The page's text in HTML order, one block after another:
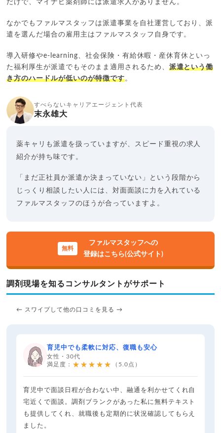
だけで、マイナビ薬剤師には派遣求人がありません。
なかでもファルマスタッフは派遣事業を自社運営しており、派
遣を選んだ場合の雇用主はファルマスタッフ自身です。
導入研修やe-learning、社会保険・有給休暇・産休育休といっ
た福利厚生が派遣でもそのまま適用されるため、 派遣という働
き方のハードルが低いのが特徴です。
すべらないキャリアエージェント代表
末永雄大
薬キャリも派遣を扱っていますが、スピード重視の求人
紹介が持ち味です。
「まだ正社員か派遣か決まっていない」という段階から
じっくり相談したい人には、対面面談に力を入れている
ファルマスタッフのほうが合っていますよ。
ファルマスタッフへの
登録はこちら(公式サイト)
調剤現場を知るコンサルタントがサポート
← スワイプして他の口コミを見る →
育児中でも柔軟に対応、復職も安心
女性・30代
満足度： ★★★★★ （5.0点）
育児中で面談日程が合わない中、融通を利かせてくれ自
宅近くで面談。調剤ブランクがあった私に無料テキスト
も提供してくれ、就職後も定期的に状況確認してもらえ
ました。